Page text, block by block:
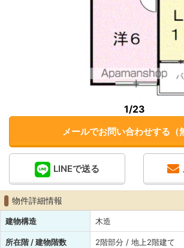
1/23
メールでお問い合わせする（
LINEで送る
物件詳細情報
建物構造 木造
所在階 / 建物階数 2階部分 / 地上2階建て